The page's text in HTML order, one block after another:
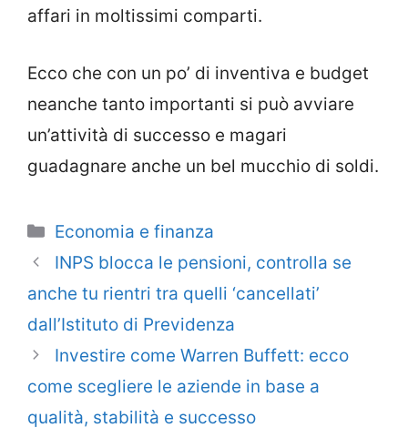
affari in moltissimi comparti.
Ecco che con un po’ di inventiva e budget
neanche tanto importanti si può avviare
un’attività di successo e magari
guadagnare anche un bel mucchio di soldi.
Categorie
Economia e finanza
INPS blocca le pensioni, controlla se
anche tu rientri tra quelli ‘cancellati’
dall’Istituto di Previdenza
Investire come Warren Buffett: ecco
come scegliere le aziende in base a
qualità, stabilità e successo